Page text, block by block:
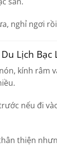
nghỉ ngơi
Lịch Bạc
kính râm
nếu đi
thiện